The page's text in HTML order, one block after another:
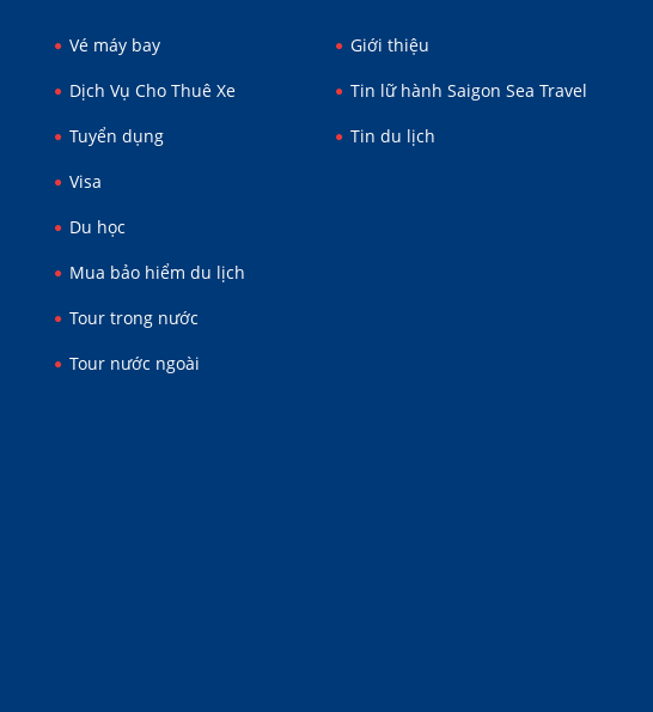
Vé máy bay
Dịch Vụ Cho Thuê Xe
Tuyển dụng
Visa
Du học
Mua bảo hiểm du lịch
Tour trong nước
Tour nước ngoài
Giới thiệu
Tin lữ hành Saigon Sea Travel
Tin du lịch